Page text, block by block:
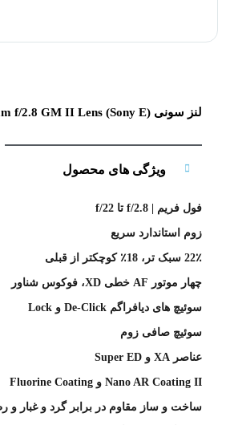
لنز سونی Sony FE 24-70mm f/2.8 GM II Lens (Sony E)
ویژگی های محصول
فول فریم | f/2.8 تا f/22
زوم استاندارد سریع
22٪ سبک تر، 18٪ کوچکتر از قبلی
چهار موتور AF خطی XD، فوکوس شناور
سوئیچ های دیافراگم De-Click و Lock
سوئیچ صافی زوم
عناصر XA و Super ED
Nano AR Coating II و Fluorine Coating
ساخت و ساز مقاوم در برابر گرد و غبار و